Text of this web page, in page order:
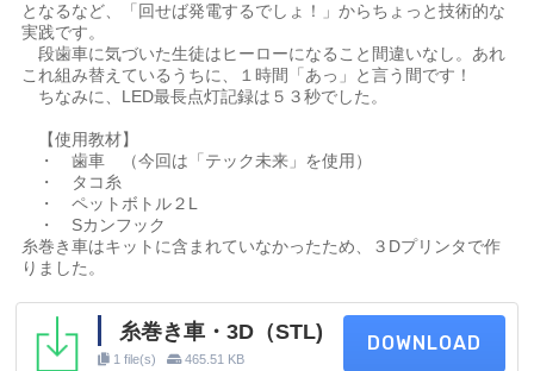
となるなど、「回せば発電するでしょ！」からちょっと技術的な
実践です。
段歯車に気づいた生徒はヒーローになること間違いなし。あれ
これ組み替えているうちに、１時間「あっ」と言う間です！
ちなみに、LED最長点灯記録は５３秒でした。
【使用教材】
・ 歯車 （今回は「テック未来」を使用）
・ タコ糸
・ ペットボトル２L
・ Sカンフック
糸巻き車はキットに含まれていなかったため、３Dプリンタで作
りました。
糸巻き車・3D（STL)
1 file(s) 465.51 KB
DOWNLOAD